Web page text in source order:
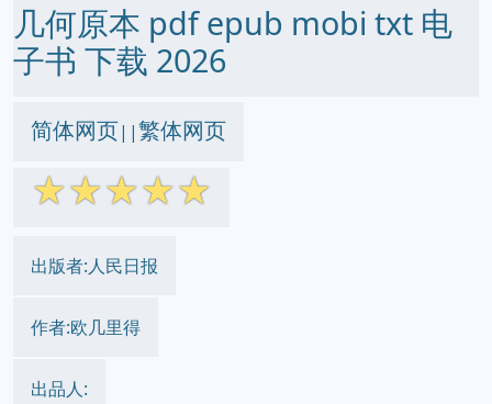
几何原本 pdf epub mobi txt 电
子书 下载 2026
简体网页||繁体网页
☆☆☆☆☆
出版者:人民日报
作者:欧几里得
出品人: